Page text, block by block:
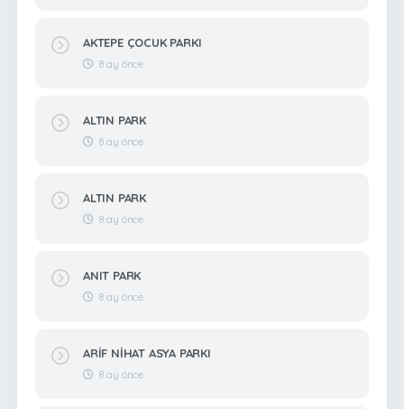
AKTEPE ÇOCUK PARKI
8 ay önce
ALTIN PARK
8 ay önce
ALTIN PARK
8 ay önce
ANIT PARK
8 ay önce
ARİF NİHAT ASYA PARKI
8 ay önce